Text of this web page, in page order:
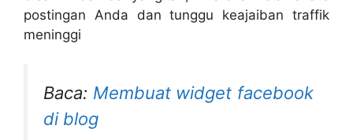
postingan Anda dan tunggu keajaiban traffik
meninggi
Baca: Membuat widget facebook
di blog